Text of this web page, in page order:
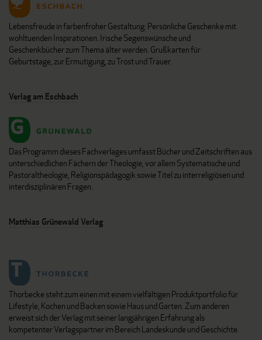
Lebensfreude in farbenfroher Gestaltung: Persönliche Geschenke mit
wohltuenden Inspirationen. Irische Segenswünsche und
Geschenkbücher zum Thema älter werden. Grußkarten für
Geburtstage, zur Ermutigung, zu Trost und Trauer.
Verlag am Eschbach
Das Programm dieses Fachverlages umfasst Bücher und Zeitschriften aus
unterschiedlichen Fächern der Theologie, vor allem Systematische und
Pastoraltheologie, Religionspädagogik sowie Titel zu interreligiösen und
interdisziplinären Fragen.
Matthias Grünewald Verlag
Thorbecke steht zum einen mit einem vielfältigen Produktportfolio für
Lifestyle, Kochen und Backen sowie Haus und Garten. Zum anderen
erweist sich der Verlag mit seiner langjährigen Erfahrung als
kompetenter Verlagspartner im Bereich Landeskunde und Geschichte.